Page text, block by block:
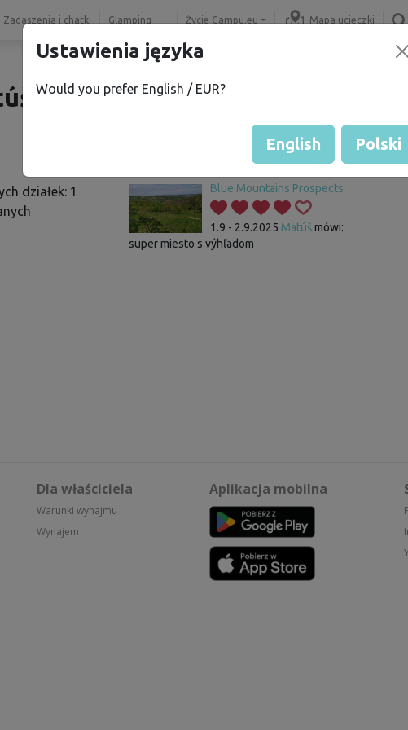
Zadaszenia i chatki Glamping Życie Campu.eu Mapa ucieczki
K.
działek: 1
Gość nie ma jeszcze żadnych
Blue Mountains Prospects
1.9 - 2.9.2025 Matúšmówi:
super miesto s výhľadom
Dla właściciela
Warunki wynajmu
Wynajem
Aplikacja mobilna
Ustawienia języka
Would you prefer English / EUR?
English Polski